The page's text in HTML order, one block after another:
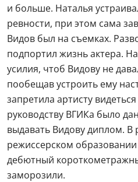
и больше. Наталья
ревности, при этом сама
Видов был на съемках.
подпортил жизнь актера.
усилия, чтоб Видову не
пообещав устроить ему
запретила артисту
руководству ВГИКа было
выдавать Видову диплом. В
режиссерском
дебютный
заморозили.